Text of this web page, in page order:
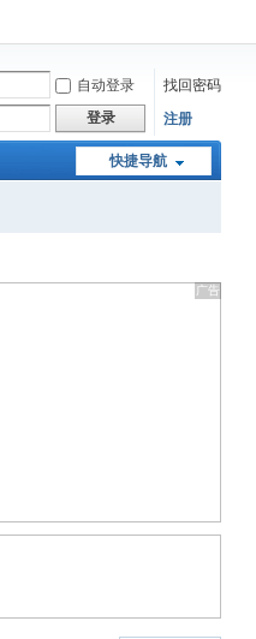
自动登录
找回密码
登录 注册
快捷导航